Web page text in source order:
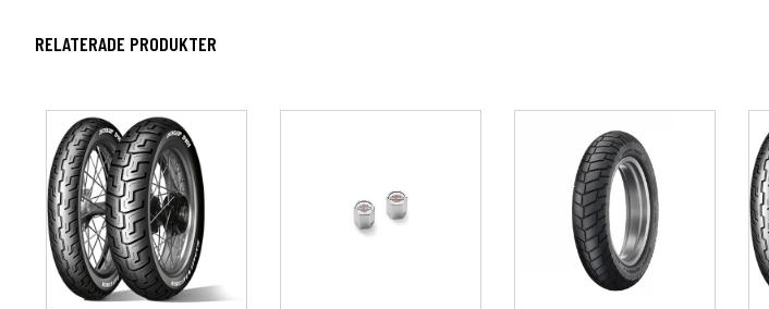
RELATERADE PRODUKTER